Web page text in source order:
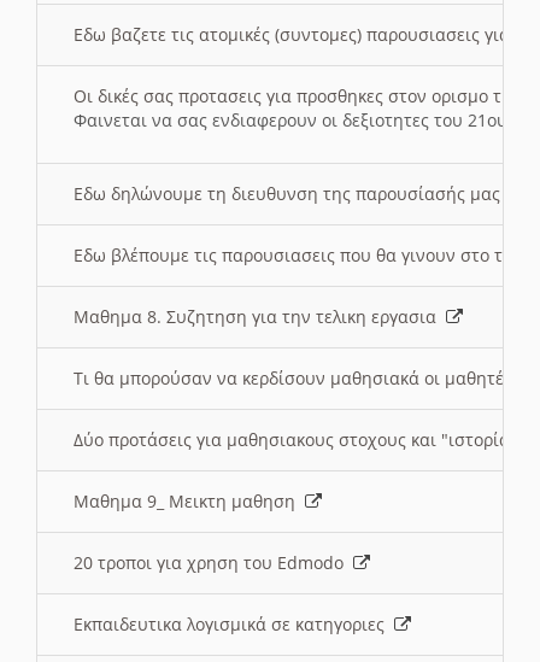
Εδω βαζετε τις ατομικές (συντομες) παρουσιασεις για
Οι δικές σας προτασεις για προσθηκες στον ορισμο
Φαινεται να σας ενδιαφερουν οι δεξιοτητες του 21ου
Εδω δηλώνουμε τη διευθυνση της παρουσίασής μας
Εδω βλέπουμε τις παρουσιασεις που θα γινουν στο
Μαθημα 8. Συζητηση για την τελικη εργασια
Τι θα μπορούσαν να κερδίσουν μαθησιακά οι μαθητές/
Δύο προτάσεις για μαθησιακους στοχους και "ιστορία"
Μαθημα 9_ Μεικτη μαθηση
20 τροποι για χρηση του Edmodo
Εκπαιδευτικα λογισμικά σε κατηγοριες